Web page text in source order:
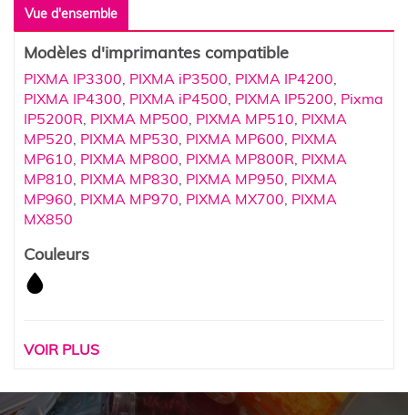
Vue d'ensemble
Modèles d'imprimantes compatible
PIXMA IP3300 PIXMA iP3500 PIXMA IP4200
PIXMA IP4300 PIXMA iP4500 PIXMA IP5200 Pixma
IP5200R PIXMA MP500 PIXMA MP510 PIXMA
MP520 PIXMA MP530 PIXMA MP600 PIXMA
MP610 PIXMA MP800 PIXMA MP800R PIXMA
MP810 PIXMA MP830 PIXMA MP950 PIXMA
MP960 PIXMA MP970 PIXMA MX700 PIXMA
MX850
Couleurs
VOIR PLUS